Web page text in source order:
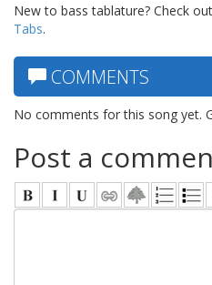
New to bass tablature? Check
Tabs.
COMMENTS
No comments for this song yet.
Post a